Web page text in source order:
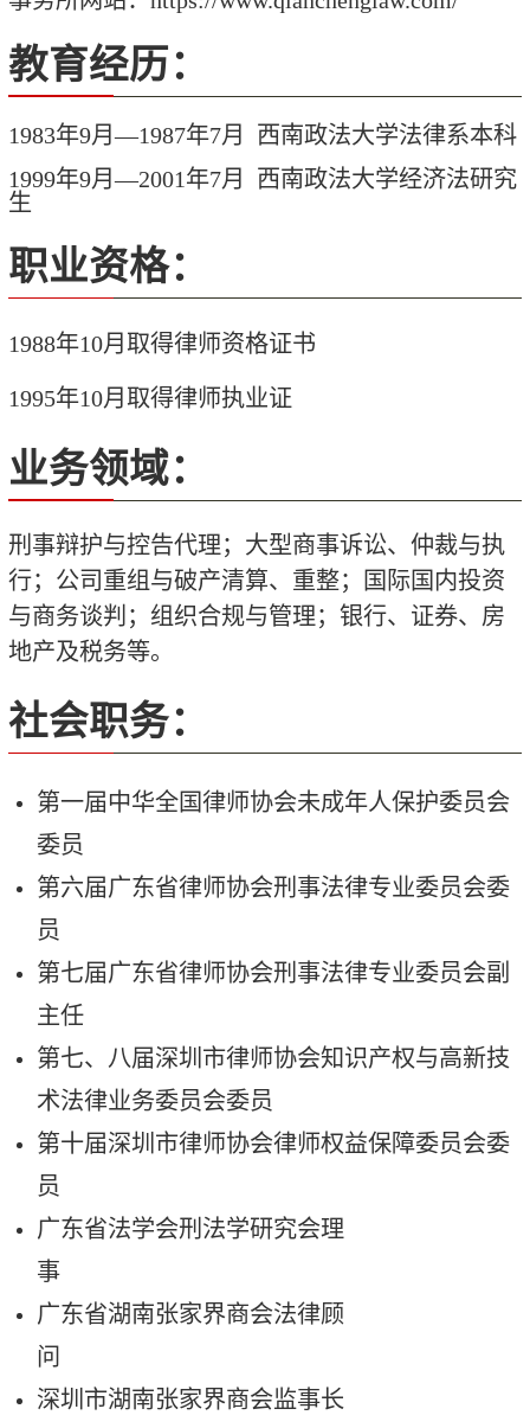
教育经历：
1983年9月—1987年7月 西南政法大学法律系本科
1999年9月—2001年7月 西南政法大学经济法研究
生
职业资格：
1988年10月取得律师资格证书
1995年10月取得律师执业证
业务领域：
刑事辩护与控告代理；大型商事诉讼、仲裁与执
行；公司重组与破产清算、重整；国际国内投资
与商务谈判；组织合规与管理；银行、证券、房
地产及税务等。
社会职务：
第一届中华全国律师协会未成年人保护委员会
委员
第六届广东省律师协会刑事法律专业委员会委
员
第七届广东省律师协会刑事法律专业委员会副
主任
第七、八届深圳市律师协会知识产权与高新技
术法律业务委员会委员
第十届深圳市律师协会律师权益保障委员会委
员
广东省法学会刑法学研究会理
事
广东省湖南张家界商会法律顾
问
深圳市湖南张家界商会监事长